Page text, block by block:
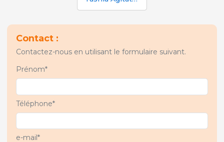
Contact :
Contactez-nous en utilisant le formulaire suivant.
Prénom*
Téléphone*
e-mail*